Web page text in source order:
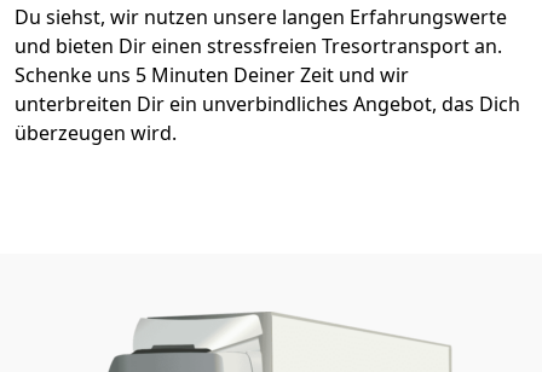
Du siehst, wir nutzen unsere langen Erfahrungswerte
und bieten Dir einen stressfreien Tresortransport an.
Schenke uns 5 Minuten Deiner Zeit und wir
unterbreiten Dir ein unverbindliches Angebot, das Dich
überzeugen wird.